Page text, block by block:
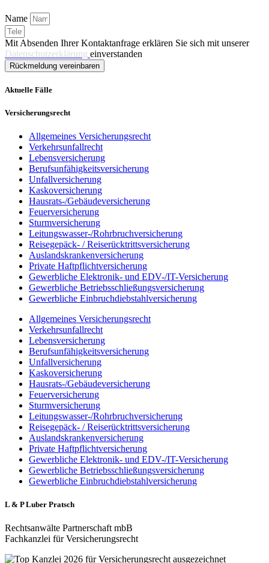
Name
Mit Absenden Ihrer Kontaktanfrage erklären Sie sich mit unserer
Datenschutzerklärung einverstanden
Rückmeldung vereinbaren
Aktuelle Fälle
Versicherungsrecht
Allgemeines Versicherungsrecht
Verkehrsunfallrecht
Lebensversicherung
Berufsunfähigkeitsversicherung
Unfallversicherung
Kaskoversicherung
Hausrats-/Gebäudeversicherung
Feuerversicherung
Sturmversicherung
Leitungswasser-/Rohrbruchversicherung
Reisegepäck- / Reiserücktrittsversicherung
Auslandskrankenversicherung
Private Haftpflichtversicherung
Gewerbliche Elektronik- und EDV-/IT-Versicherung
Gewerbliche Betriebsschließungsversicherung
Gewerbliche Einbruchdiebstahlversicherung
Allgemeines Versicherungsrecht
Verkehrsunfallrecht
Lebensversicherung
Berufsunfähigkeitsversicherung
Unfallversicherung
Kaskoversicherung
Hausrats-/Gebäudeversicherung
Feuerversicherung
Sturmversicherung
Leitungswasser-/Rohrbruchversicherung
Reisegepäck- / Reiserücktrittsversicherung
Auslandskrankenversicherung
Private Haftpflichtversicherung
Gewerbliche Elektronik- und EDV-/IT-Versicherung
Gewerbliche Betriebsschließungsversicherung
Gewerbliche Einbruchdiebstahlversicherung
L & P Luber Pratsch
Rechtsanwälte Partnerschaft mbB
Fachkanzlei für Versicherungsrecht